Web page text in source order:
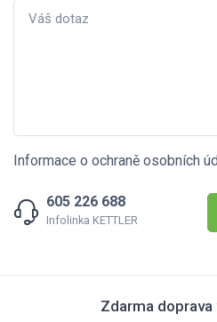
Informace o ochraně osobních
605 226 688
Infolinka KETTLER
Zdarma